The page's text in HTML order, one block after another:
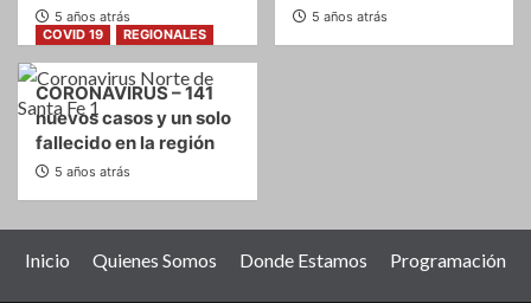
5 años atrás
5 años atrás
COVID 19
REGIONALES
CORONAVIRUS – 141
nuevos casos y un solo
fallecido en la región
5 años atrás
Inicio Quienes Somos Donde Estamos Programación